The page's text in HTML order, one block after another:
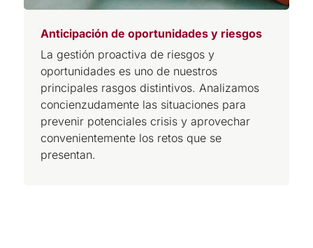
Anticipación de oportunidades y riesgos
La gestión proactiva de riesgos y
oportunidades es uno de nuestros
principales rasgos distintivos. Analizamos
concienzudamente las situaciones para
prevenir potenciales crisis y aprovechar
convenientemente los retos que se
presentan.